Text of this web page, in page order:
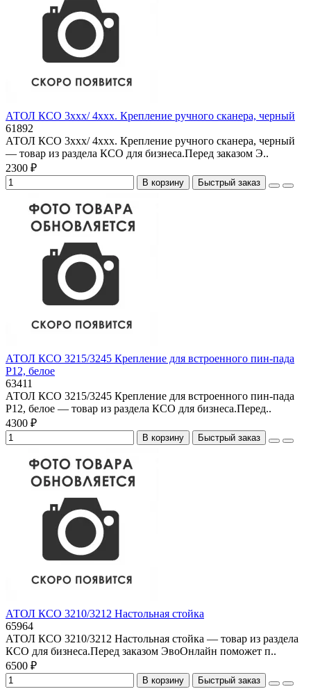
АТОЛ КСО 3xxx/ 4xxx. Крепление ручного сканера, черный
61892
АТОЛ КСО 3xxx/ 4xxx. Крепление ручного сканера, черный
— товар из раздела КСО для бизнеса.Перед заказом Э..
2300 ₽
В корзину Быстрый заказ
АТОЛ КСО 3215/3245 Крепление для встроенного пин-пада
P12, белое
63411
АТОЛ КСО 3215/3245 Крепление для встроенного пин-пада
P12, белое — товар из раздела КСО для бизнеса.Перед..
4300 ₽
В корзину Быстрый заказ
АТОЛ КСО 3210/3212 Настольная стойка
65964
АТОЛ КСО 3210/3212 Настольная стойка — товар из раздела
КСО для бизнеса.Перед заказом ЭвоОнлайн поможет п..
6500 ₽
В корзину Быстрый заказ